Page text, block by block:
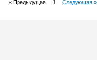
« Предыдущая 1 Следующая »